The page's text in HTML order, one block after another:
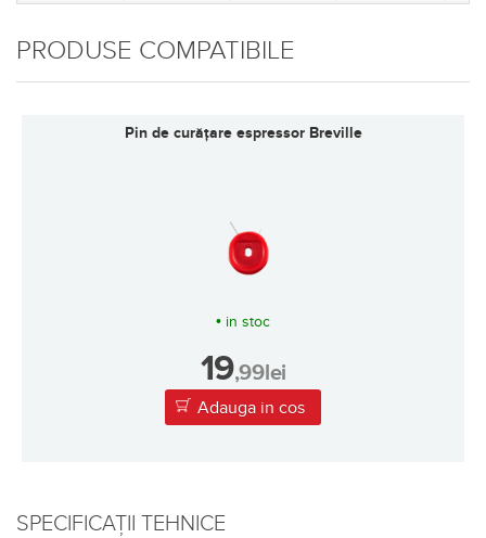
PRODUSE COMPATIBILE
Filtru DoubleShot cu perete unic Breville
• in stoc
69,99lei
Adauga in cos
SPECIFICAȚII TEHNICE